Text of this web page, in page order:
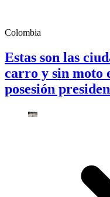
Colombia
Estas son las
carro y sin moto
posesión